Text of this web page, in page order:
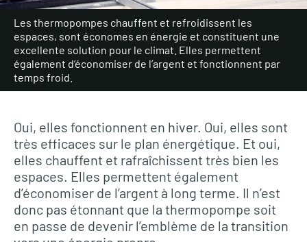
Les thermopompes chauffent et refroidissent les
espaces, sont économes en énergie et constituent une
excellente solution pour le climat. Elles permettent
également d’économiser de l’argent et fonctionnent par
temps froid.
Oui, elles fonctionnent en hiver. Oui, elles sont
très efficaces sur le plan énergétique. Et oui,
elles chauffent et rafraîchissent très bien les
espaces. Elles permettent également
d’économiser de l’argent à long terme. Il n’est
donc pas étonnant que la thermopompe soit
en passe de devenir l’emblème de la transition